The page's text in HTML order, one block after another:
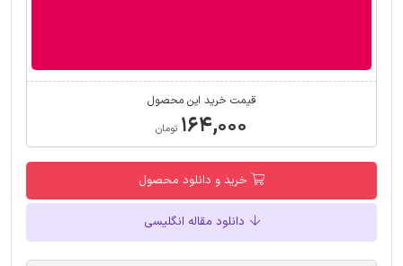
قیمت خرید این محصول
۱۶۴,۰۰۰ تومان
خرید و دانلود محصول
دانلود مقاله انگلیسی